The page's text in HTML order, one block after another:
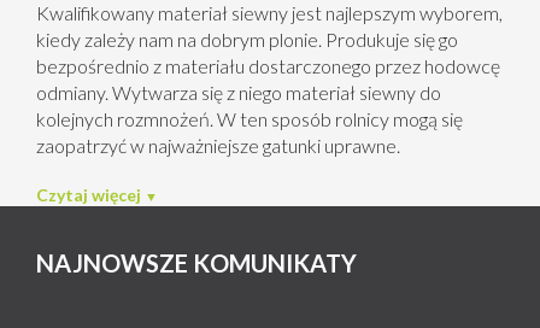
Kwalifikowany materiał siewny jest najlepszym wyborem,
kiedy zależy nam na dobrym plonie. Produkuje się go
bezpośrednio z materiału dostarczonego przez hodowcę
odmiany. Wytwarza się z niego materiał siewny do
kolejnych rozmnożeń. W ten sposób rolnicy mogą się
zaopatrzyć w najważniejsze gatunki uprawne.
Czytaj więcej
NAJNOWSZE KOMUNIKATY